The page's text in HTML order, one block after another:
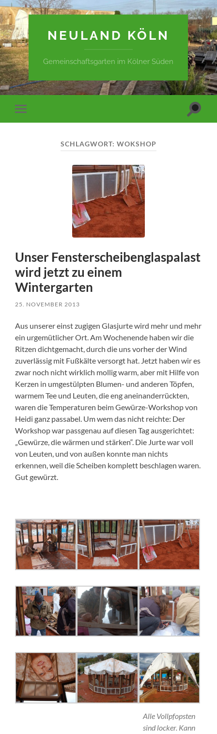
NEULAND KÖLN
Gemeinschaftsgarten im Kölner Süden
Mobile-
Menü
SCHLAGWORT: WOKSHOP
Unser Fensterscheibenglaspalast
wird jetzt zu einem
Wintergarten
25. NOVEMBER 2013
Aus unserer einst zugigen Glasjurte wird mehr und mehr
ein urgemütlicher Ort. Am Wochenende haben wir die
Ritzen dichtgemacht, durch die uns vorher der Wind
zuverlässig mit Fußkälte versorgt hat. Jetzt haben wir es
zwar noch nicht wirklich mollig warm, aber mit Hilfe von
Kerzen in umgestülpten Blumen- und anderen Töpfen,
warmem Tee und Leuten, die eng aneinanderrückten,
waren die Temperaturen beim Gewürze-Workshop von
Heidi ganz passabel. Um wem das nicht reichte: Der
Workshop war passgenau auf diesen Tag ausgerichtet:
„Gewürze, die wärmen und stärken“. Die Jurte war voll
von Leuten, und von außen konnte man nichts
erkennen, weil die Scheiben komplett beschlagen waren.
Gut gewürzt.
Alle Vollpfopsten
sind locker. Kann